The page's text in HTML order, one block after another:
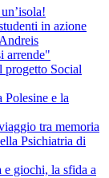
in azione
arrende"
progetto Social
Polesine e la
tra memoria
Psichiatria di
e giochi, la sfida a